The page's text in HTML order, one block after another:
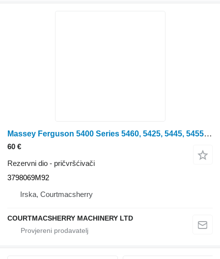
Massey Ferguson 5400 Series 5460, 5425, 5445, 5455 Stabiliser Assy 3798069m92 3798069M92
60 €
Rezervni dio - pričvršćivači
3798069M92
Irska, Courtmacsherry
COURTMACSHERRY MACHINERY LTD